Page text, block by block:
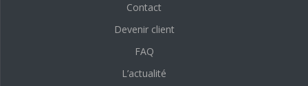
Contact
Devenir client
FAQ
L’actualité